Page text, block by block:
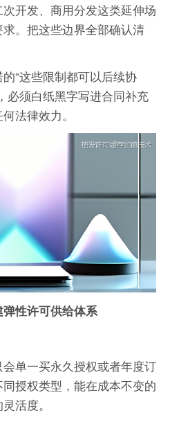
开发、商用分发这类延伸场
。把这些边界全部确认清
“这些限制都可以后续协
必须白纸黑字写进合同补充
法律效力。
性许可供给体系
单一买永久授权或者年度订
授权类型，能在成本不变的
活度。